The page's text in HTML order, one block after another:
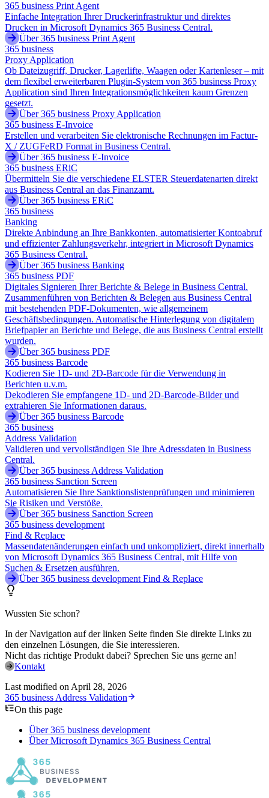
365 business Print Agent
Einfache Integration Ihrer Druckerinfrastruktur und direktes
Drucken in Microsoft Dynamics 365 Business Central.
Über 365 business Print Agent
365 business
Proxy Application
Ob Dateizugriff, Drucker, Lagerlifte, Waagen oder Kartenleser – mit
dem flexibel erweiterbaren Plugin-System von 365 business Proxy
Application sind Ihren Integrationsmöglichkeiten kaum Grenzen
gesetzt.
Über 365 business Proxy Application
365 business E-Invoice
Erstellen und verarbeiten Sie elektronische Rechnungen im Factur-
X / ZUGFeRD Format in Business Central.
Über 365 business E-Invoice
365 business ERiC
Übermitteln Sie die verschiedene ELSTER Steuerdatenarten direkt
aus Business Central an das Finanzamt.
Über 365 business ERiC
365 business
Banking
Direkte Anbindung an Ihre Bankkonten, automatisierter Kontoabruf
und effizienter Zahlungsverkehr, integriert in Microsoft Dynamics
365 Business Central.
Über 365 business Banking
365 business PDF
Digitales Signieren Ihrer Berichte & Belege in Business Central.
Zusammenführen von Berichten & Belegen aus Business Central
mit bestehenden PDF-Dokumenten, wie allgemeinem
Geschäftsbedingungen. Automatische Hinterlegung von digitalem
Briefpapier an Berichte und Belege, die aus Business Central erstellt
wurden.
Über 365 business PDF
365 business Barcode
Kodieren Sie 1D- und 2D-Barcode für die Verwendung in
Berichten u.v.m.
Dekodieren Sie empfangene 1D- und 2D-Barcode-Bilder und
extrahieren Sie Informationen daraus.
Über 365 business Barcode
365 business
Address Validation
Validieren und vervollständigen Sie Ihre Adressdaten in Business
Central.
Über 365 business Address Validation
365 business Sanction Screen
Automatisieren Sie Ihre Sanktionslistenprüfungen und minimieren
Sie Risiken und Verstöße.
Über 365 business Sanction Screen
365 business development
Find & Replace
Massendatenänderungen einfach und unkompliziert, direkt innerhalb
von Microsoft Dynamics 365 Business Central, mit Hilfe von
Suchen & Ersetzen ausführen.
Über 365 business development Find & Replace
Wussten Sie schon?
In der Navigation auf der linken Seite finden Sie direkte Links zu
den einzelnen Lösungen, die Sie interessieren.
Nicht das richtige Produkt dabei? Sprechen Sie uns gerne an!
Kontakt
Last modified on April 28, 2026
365 business Address Validation
On this page
Über 365 business development
Über Microsoft Dynamics 365 Business Central